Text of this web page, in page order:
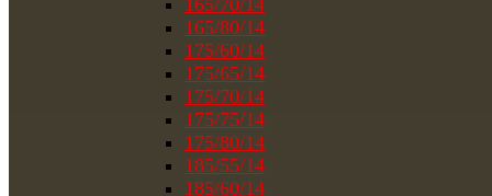
165/70/14
165/80/14
175/60/14
175/65/14
175/70/14
175/75/14
175/80/14
185/55/14
185/60/14